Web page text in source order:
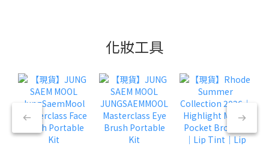
化妝工具